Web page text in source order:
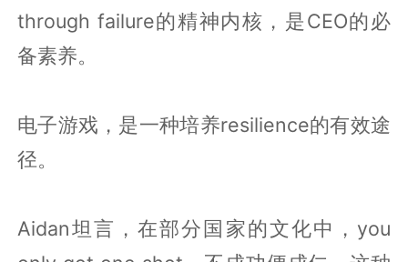
through failure的精神内核，是CEO的必
备素养。
电子游戏，是一种培养resilience的有效途
径。
Aidan坦言，在部分国家的文化中，you